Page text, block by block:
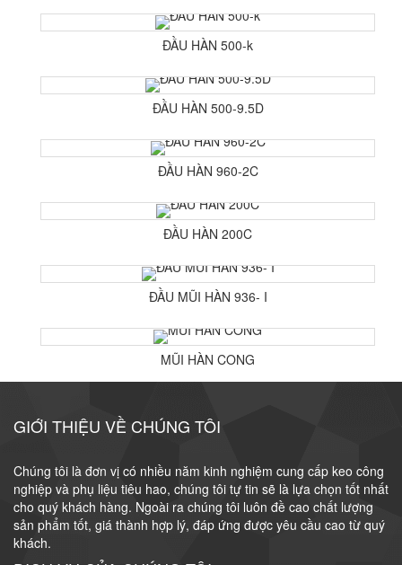
ĐẦU HÀN 500-k
ĐẦU HÀN 500-9.5D
ĐẦU HÀN 960-2C
ĐẦU HÀN 200C
ĐẦU MŨI HÀN 936- I
MŨI HÀN CONG
GIỚI THIỆU VỀ CHÚNG TÔI
Chúng tôi là đơn vị có nhiều năm kinh nghiệm cung cấp keo công
nghiệp và phụ liệu tiêu hao, chúng tôi tự tin sẽ là lựa chọn tốt nhất
cho quý khách hàng. Ngoài ra chúng tôi luôn đề cao chất lượng
sản phẩm tốt, giá thành hợp lý, đáp ứng được yêu cầu cao từ quý
khách.